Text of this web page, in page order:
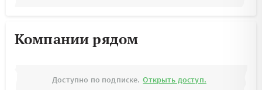
Компании рядом
Доступно по подписке. Открыть доступ.